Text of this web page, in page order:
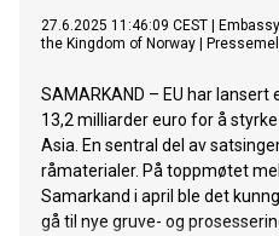
27.6.2025 11:46:09 CEST
the Kingdom of Norway
SAMARKAND – EU har lansert
13,2 milliarder euro for å
Asia. En sentral del av
råmaterialer. På toppmøtet
Samarkand i april ble det
gå til nye gruve- og